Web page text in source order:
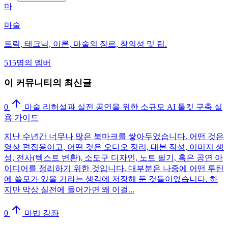
마
마술
트릭, 테크닉, 이론, 마술의 장르, 창의성 및 팁.
515명의 멤버
이 커뮤니티의 최신글
0
마술 리허설과 실전 공연을 위한 소규모 AI 툴킷 구축 실
용 가이드
지난 수년간 너무나 많은 북마크를 쌓아두었습니다. 어떤 것은
영상 편집용이고, 어떤 것은 오디오 정리, 대본 작성, 이미지 생
성, 전사(텍스트 변환), 소도구 디자인, 노트 필기, 혹은 공연 아
이디어를 정리하기 위한 것입니다. 대부분은 나중에 어떤 루틴
에 쓸모가 있을 거라는 생각에 저장해 둔 것들이었습니다. 하
지만 막상 실전에 들어가면 왜 이걸...
0 마법 강좌